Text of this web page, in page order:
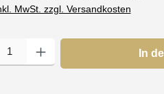
MwSt. zzgl. Versandkosten
Anzahl: Gib den gewünschten Wert
In